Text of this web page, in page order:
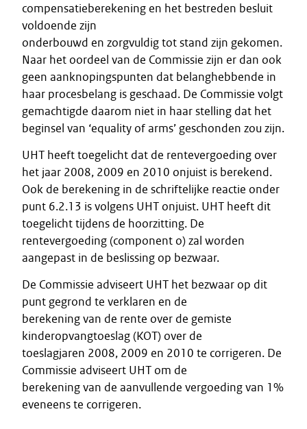
compensatieberekening en het bestreden besluit
voldoende zijn
onderbouwd en zorgvuldig tot stand zijn gekomen.
Naar het oordeel van de Commissie zijn er dan ook
geen aanknopingspunten dat belanghebbende in
haar procesbelang is geschaad. De Commissie volgt
gemachtigde daarom niet in haar stelling dat het
beginsel van ‘equality of arms’ geschonden zou zijn.
UHT heeft toegelicht dat de rentevergoeding over
het jaar 2008, 2009 en 2010 onjuist is berekend.
Ook de berekening in de schriftelijke reactie onder
punt 6.2.13 is volgens UHT onjuist. UHT heeft dit
toegelicht tijdens de hoorzitting. De
rentevergoeding (component o) zal worden
aangepast in de beslissing op bezwaar.
De Commissie adviseert UHT het bezwaar op dit
punt gegrond te verklaren en de
berekening van de rente over de gemiste
kinderopvangtoeslag (KOT) over de
toeslagjaren 2008, 2009 en 2010 te corrigeren. De
Commissie adviseert UHT om de
berekening van de aanvullende vergoeding van 1%
eveneens te corrigeren.